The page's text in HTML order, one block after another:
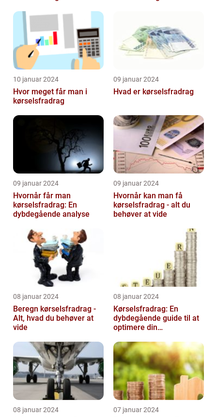
10 januar 2024
Hvor meget får man i
kørselsfradrag
09 januar 2024
Hvad er kørselsfradrag
09 januar 2024
Hvornår får man
kørselsfradrag: En
dybdegående analyse
09 januar 2024
Hvornår kan man få
kørselsfradrag - alt du
behøver at vide
08 januar 2024
Beregn kørselsfradrag -
Alt, hvad du behøver at
vide
08 januar 2024
Kørselsfradrag: En
dybdegående guide til at
optimere din
08 januar 2024 07 januar 2024